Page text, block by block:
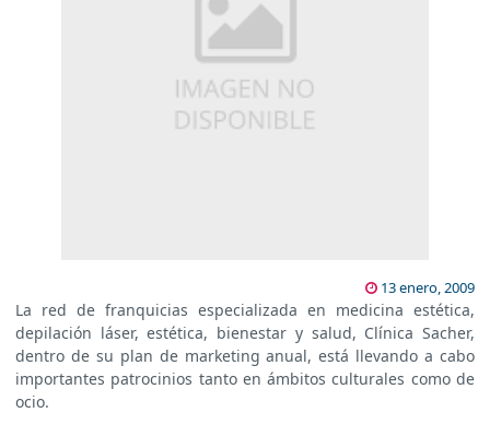
13 enero, 2009
La red de franquicias especializada en medicina estética,
depilación láser, estética, bienestar y salud, Clínica Sacher,
dentro de su plan de marketing anual, está llevando a cabo
importantes patrocinios tanto en ámbitos culturales como de
ocio.